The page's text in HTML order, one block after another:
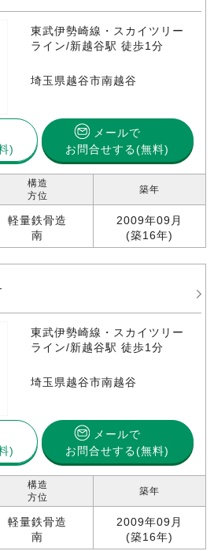
東武伊勢崎線・スカイツリー
ライン/新越谷駅 徒歩1分
埼玉県越谷市南越谷
メールで
お問合せする(無料)
構造
方位
軽量鉄骨造
南
築年
2009年09月
(築16年)
東武伊勢崎線・スカイツリー
ライン/新越谷駅 徒歩1分
埼玉県越谷市南越谷
メールで
お問合せする(無料)
構造
方位
軽量鉄骨造
南
築年
2009年09月
(築16年)